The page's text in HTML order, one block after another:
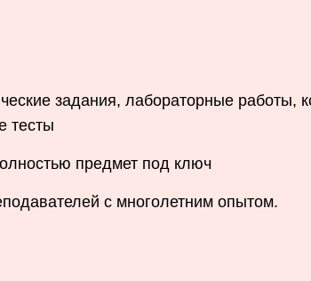
задания, лабораторные работы,
тесты
предмет под ключ
с многолетним опытом.